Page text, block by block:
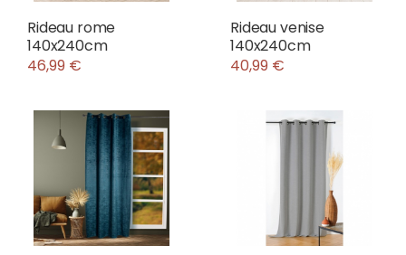
Rideau rome
140x240cm
46,99 €
Rideau venise
140x240cm
40,99 €